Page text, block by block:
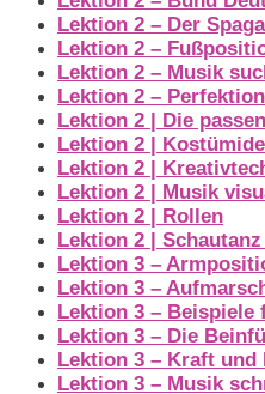
Lektion 2 – Der
Lektion 2 –
Lektion 2 – Musik
Lektion 2 – Perfektion
Lektion 2 | Die
Lektion 2 |
Lektion 2 |
Lektion 2 | Musik
Lektion 2 | Rollen
Lektion 2 |
Lektion 3 –
Lektion 3 –
Lektion 3 – Beispiele
Lektion 3 – Die
Lektion 3 – Kraft
Lektion 3 – Musik